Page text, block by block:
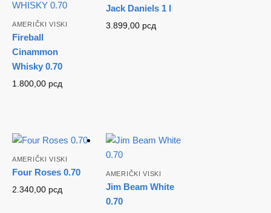
AMERIČKI VISKI
Fireball
Cinammon
Whisky 0.70
1.800,00 рсд
Jack Daniels 1 l
3.899,00 рсд
AMERIČKI VISKI
Four Roses 0.70
2.340,00 рсд
AMERIČKI VISKI
Jim Beam White
0.70